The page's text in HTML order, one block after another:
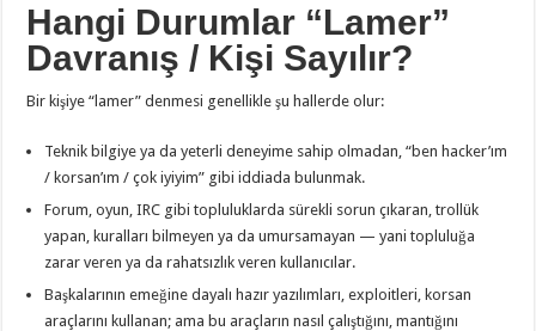
Hangi Durumlar “Lamer”
Davranış / Kişi Sayılır?
Bir kişiye “lamer” denmesi genellikle şu hallerde olur:
Teknik bilgiye ya da yeterli deneyime sahip olmadan, “ben hacker’ım
/ korsan’ım / çok iyiyim” gibi iddiada bulunmak.
Forum, oyun, IRC gibi topluluklarda sürekli sorun çıkaran, trollük
yapan, kuralları bilmeyen ya da umursamayan — yani topluluğa
zarar veren ya da rahatsızlık veren kullanıcılar.
Başkalarının emeğine dayalı hazır yazılımları, exploitleri, korsan
araçlarını kullanan; ama bu araçların nasıl çalıştığını, mantığını